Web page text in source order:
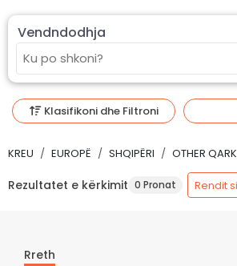
Vendndodhja
Klasifikoni dhe Filtroni
KREU EUROPË SHQIPËRI OTHER QARK
Rezultatet e kërkimit 0 Pronat
Rreth